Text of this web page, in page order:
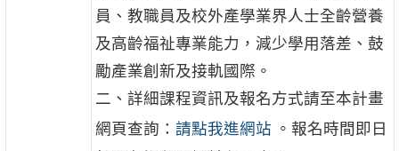
員、教職員及校外產學業界人士全齡營養
及高齡福祉專業能力，減少學用落差、鼓
勵產業創新及接軌國際。
二、詳細課程資訊及報名方式請至本計畫
網頁查詢： 請點我進網站 。報名時間即日